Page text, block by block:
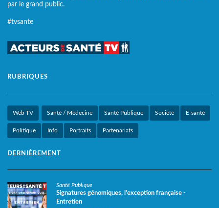
par le grand public.
#tvsante
RUBRIQUES
Web TV Santé / Médecine Santé Publique Société E-santé
Politique Info Portraits Partenariats
DERNIÈREMENT
Santé Publique
Signatures génomiques, l’exception française -
Entretien